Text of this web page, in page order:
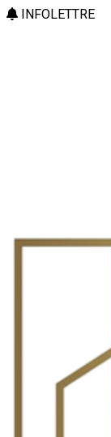
INFOLETTRE